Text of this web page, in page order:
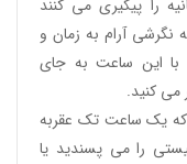
را پیگیری می کنند
نگرشی آرام به زمان و
با این ساعت به جای
می کنید.
یک ساعت تک عقربه
را می پسندید یا